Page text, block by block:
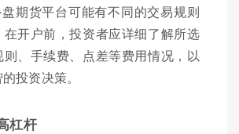
期货平台可能有不同的交易规则
开户前，投资者应详细了解所选
、手续费、点差等费用情况，以
投资决策。
杠杆